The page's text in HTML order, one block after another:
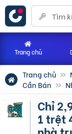
Trang chủ
Cần Bán
Chỉ 2,9 tỷ Sở hữu ngay căn Góc
1 trệt
Trang chủ